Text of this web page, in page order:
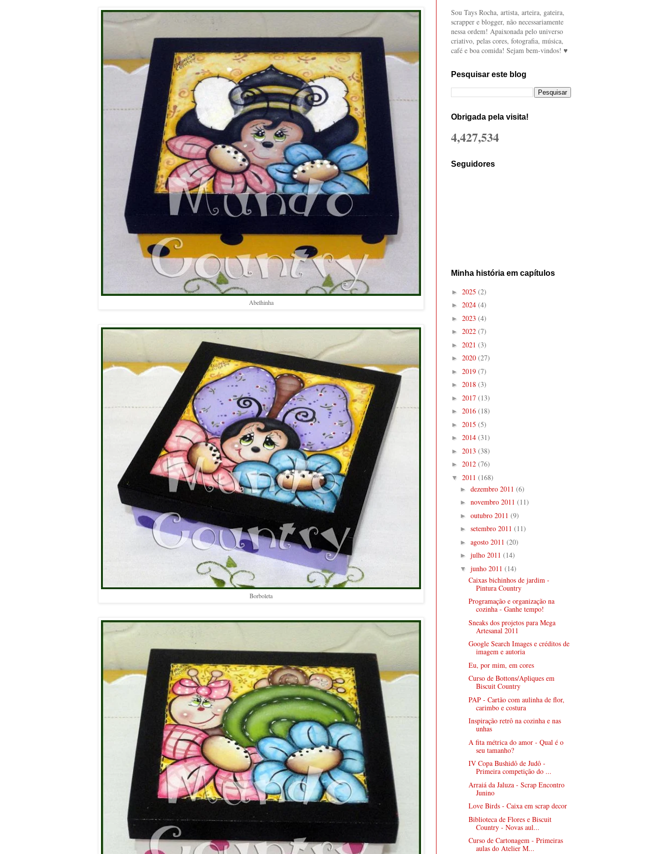
Abelhinha
Borboleta
Sou Tays Rocha, artista, arteira, gateira,
scrapper e blogger, não necessariamente
nessa ordem! Apaixonada pelo universo
criativo, pelas cores, fotografia, música,
café e boa comida! Sejam bem-vindos! ♥
Pesquisar este blog
Obrigada pela visita!
4,427,534
Seguidores
Minha história em capítulos
► 2025 (2)
► 2024 (4)
► 2023 (4)
► 2022 (7)
► 2021 (3)
► 2020 (27)
► 2019 (7)
► 2018 (3)
► 2017 (13)
► 2016 (18)
► 2015 (5)
► 2014 (31)
► 2013 (38)
► 2012 (76)
▼ 2011 (168)
► dezembro 2011 (6)
► novembro 2011 (11)
► outubro 2011 (9)
► setembro 2011 (11)
► agosto 2011 (20)
► julho 2011 (14)
▼ junho 2011 (14)
Caixas bichinhos de jardim -
Pintura Country
Programação e organização na
cozinha - Ganhe tempo!
Sneaks dos projetos para Mega
Artesanal 2011
Google Search Images e créditos de
imagem e autoria
Eu, por mim, em cores
Curso de Bottons/Apliques em
Biscuit Country
PAP - Cartão com aulinha de flor,
carimbo e costura
Inspiração retrô na cozinha e nas
unhas
A fita métrica do amor - Qual é o
seu tamanho?
IV Copa Bushidô de Judô -
Primeira competição do ...
Arraiá da Jaluza - Scrap Encontro
Junino
Love Birds - Caixa em scrap decor
Biblioteca de Flores e Biscuit
Country - Novas aul...
Curso de Cartonagem - Primeiras
aulas do Atelier M...